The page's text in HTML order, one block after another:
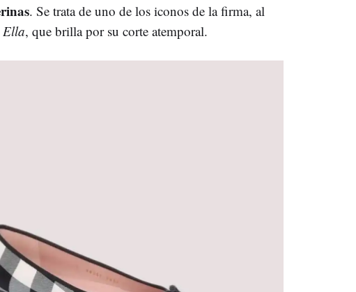
. Se trata de uno de los iconos de la firma, al
Ella, que brilla por su corte atemporal.